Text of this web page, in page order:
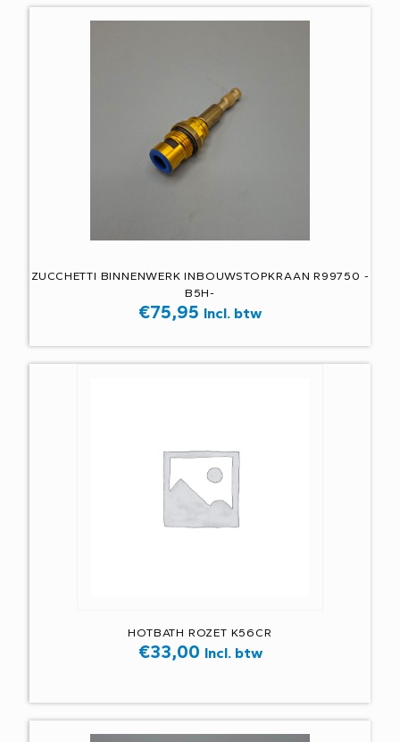
ZUCCHETTI BINNENWERK INBOUWSTOPKRAAN R99750 -
B5H-
€75,95 Incl. btw
HOTBATH ROZET K56CR
€33,00 Incl. btw